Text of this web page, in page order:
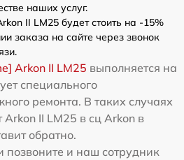
наших услуг.
II LM25 будет стоить на -15%
заказа на сайте через звонок
Arkon II LM25 выполняется на
специального
ремонта. В таких случаях
II LM25 в сц Arkon в
обратно.
позвоните и наш сотрудник